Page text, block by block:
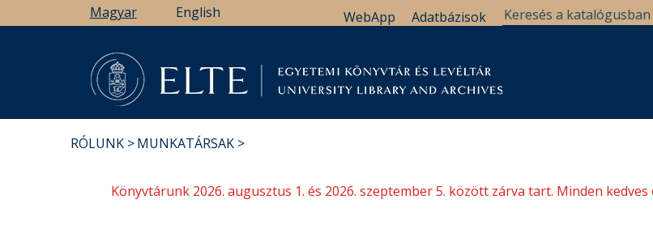
a
Magyar English Adatbázisok
WebApp
Könyvtár Kutatástámogatás Levéltár
RÓLUNK MUNKATÁRSAK
Könyvtárunk 2026. augusztus 1. és 2026. szeptember 5. között zárva tart. Minden